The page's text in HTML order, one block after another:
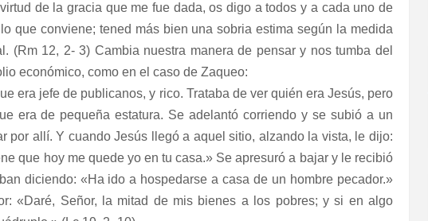
de la gracia que me fue dada, os digo a todos y a cada uno de
que conviene; tened más bien una sobria estima según la medida
(Rm 12, 2- 3) Cambia nuestra manera de pensar y nos tumba del
económico, como en el caso de Zaqueo:
era jefe de publicanos, y rico. Trataba de ver quién era Jesús, pero
era de pequeña estatura. Se adelantó corriendo y se subió a un
por allí. Y cuando Jesús llegó a aquel sitio, alzando la vista, le dijo:
que hoy me quede yo en tu casa.» Se apresuró a bajar y le recibió
diciendo: «Ha ido a hospedarse a casa de un hombre pecador.»
«Daré, Señor, la mitad de mis bienes a los pobres; y si en algo